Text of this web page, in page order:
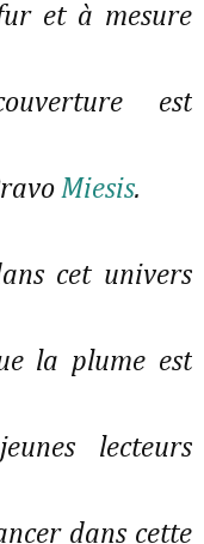
et à mesure
est
Miesis.
cet univers
la plume est
lecteurs
dans cette